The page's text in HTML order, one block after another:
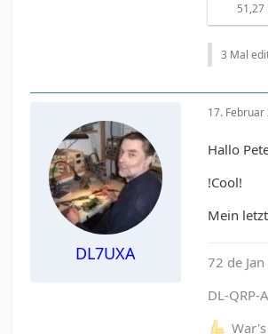
51,27
3 Mal
DL7UXA
17.
Hallo
!Cool!
Mein
72 de Jan
DL-QRP-